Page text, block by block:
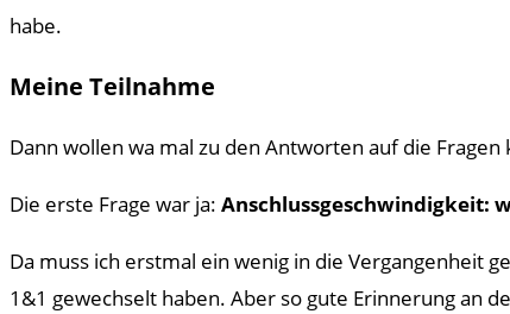
habe.
Meine Teilnahme
Dann wollen wa mal zu den Antworten auf die Fragen
Die erste Frage war ja: Anschlussgeschwindigkeit:
Da muss ich erstmal ein wenig in die Vergangenheit
1&1 gewechselt haben. Aber so gute Erinnerung an